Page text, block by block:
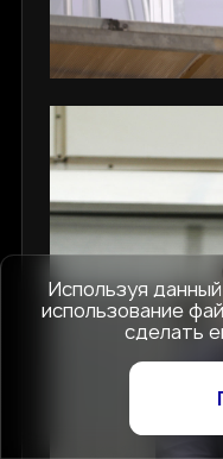
Используя
использование
сделать